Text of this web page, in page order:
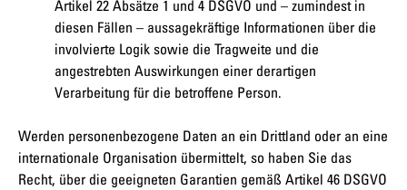
Artikel 22 Absätze 1 und 4 DSGVO und – zumindest in
diesen Fällen – aussagekräftige Informationen über die
involvierte Logik sowie die Tragweite und die
angestrebten Auswirkungen einer derartigen
Verarbeitung für die betroffene Person.
Werden personenbezogene Daten an ein Drittland oder an eine
internationale Organisation übermittelt, so haben Sie das
Recht, über die geeigneten Garantien gemäß Artikel 46 DSGVO